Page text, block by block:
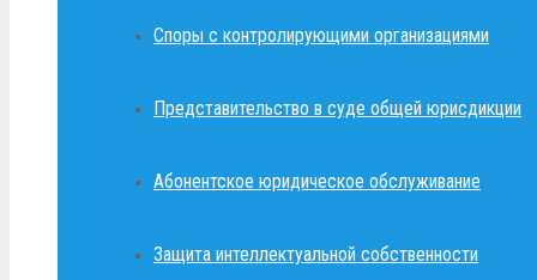
Споры с контролирующими организациями
Представительство в суде общей юрисдикции
Абонентское юридическое обслуживание
Защита интеллектуальной собственности